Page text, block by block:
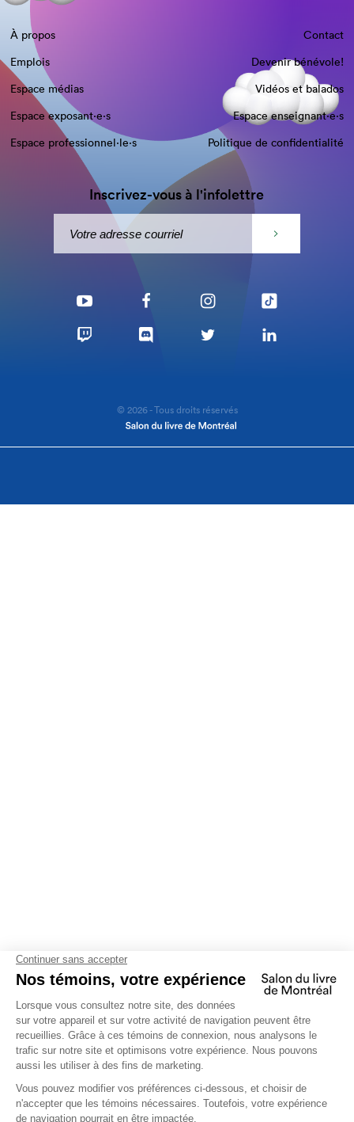
À propos
Contact
Emplois
Devenir bénévole!
Espace médias
Vidéos et balados
Espace exposant·e⋅s
Espace enseignant·e⋅s
Espace professionnel·le⋅s
Politique de confidentialité
Inscrivez-vous à l'infolettre
© 2026 - Tous droits réservés